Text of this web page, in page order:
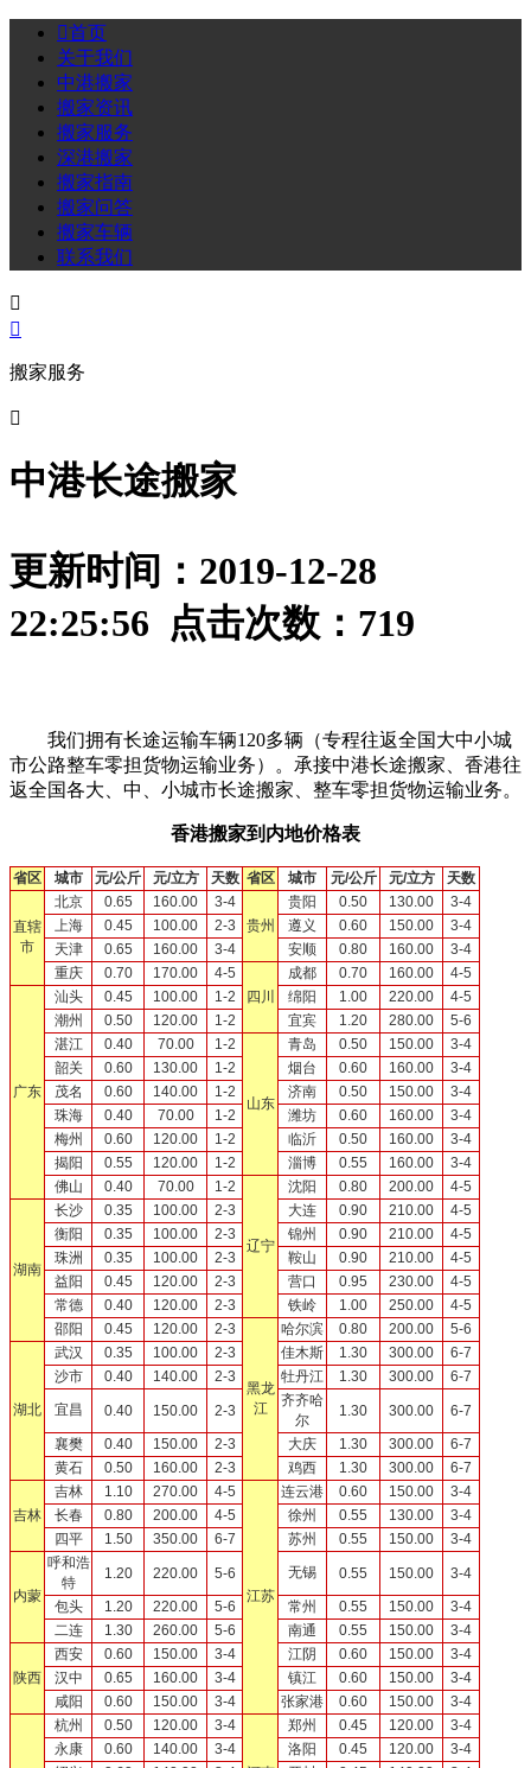
首页
关于我们
中港搬家
搬家资讯
搬家服务
深港搬家
搬家指南
搬家问答
搬家车辆
联系我们


搬家服务

中港长途搬家
更新时间：2019-12-28
22:25:56 点击次数： 719
我们拥有长途运输车辆120多辆（专程往返全国大中小城
市公路整车零担货物运输业务）。承接中港长途搬家、香港往
返全国各大、中、小城市长途搬家、整车零担货物运输业务。
香港搬家到内地价格表
省区 城市 元/公斤 元/立方 天数 省区 城市 元/公斤 元/立方 天数
直辖
市
北京 0.65 160.00
3-4
贵州
贵阳 0.50 130.00
3-4
上海
0.45 100.00 2-3 遵义 0.60 150.00
3-4
天津
0.65 160.00 3-4 安顺 0.80 160.00
3-4
重庆
0.70 170.00
4-5
四川
成都 0.70 160.00 4-5
广东
汕头 0.45 100.00 1-2 绵阳 1.00 220.00
4-5
潮州
0.50 120.00 1-2 宜宾 1.20 280.00
5-6
湛江
0.40 70.00 1-2
山东
青岛 0.50 150.00
3-4
韶关
0.60 130.00 1-2 烟台 0.60 160.00
3-4
茂名
0.60 140.00 1-2 济南 0.50 150.00
3-4
珠海
0.40 70.00 1-2 潍坊 0.60 160.00
3-4
梅州
0.60 120.00 1-2 临沂 0.50 160.00
3-4
揭阳
0.55 120.00 1-2 淄博 0.55 160.00
3-4
佛山
0.40 70.00 1-2
辽宁
沈阳 0.80 200.00 4-5
湖南
长沙 0.35 100.00 2-3 大连 0.90 210.00
4-5
衡阳
0.35 100.00 2-3 锦州 0.90 210.00
4-5
珠洲
0.35 100.00 2-3 鞍山 0.90 210.00
4-5
益阳
0.45 120.00 2-3 营口 0.95 230.00
4-5
常德
0.40 120.00 2-3 铁岭 1.00 250.00
4-5
邵阳
0.45 120.00 2-3
黑龙
江
哈尔滨 0.80 200.00 5-6
湖北
武汉 0.35 100.00 2-3 佳木斯 1.30 300.00
6-7
沙市
0.40 140.00 2-3 牡丹江 1.30 300.00
6-7
宜昌
0.40 150.00 2-3
齐齐哈
尔
1.30 300.00
6-7
襄樊
0.40 150.00 2-3 大庆 1.30 300.00
6-7
黄石
0.50 160.00 2-3 鸡西 1.30 300.00 6-7
吉林
吉林 1.10 270.00 4-5
江苏
连云港 0.60 150.00
3-4
长春
0.80 200.00 4-5 徐州 0.55 130.00
3-4
四平
1.50 350.00 6-7 苏州 0.55 150.00 3-4
内蒙
呼和浩
特
1.20 220.00 5-6 无锡 0.55 150.00
3-4
包头
1.20 220.00 5-6 常州 0.55 150.00
3-4
二连
1.30 260.00 5-6 南通 0.55 150.00 3-4
陕西
西安 0.60 150.00 3-4 江阴 0.60 150.00
3-4
汉中
0.65 160.00 3-4 镇江 0.60 150.00
3-4
咸阳
0.60 150.00 3-4 张家港 0.60 150.00 3-4
杭州 0.50 120.00 3-4 郑州 0.45 120.00
3-4
永康
0.60 140.00 3-4 洛阳 0.45 120.00
3-4